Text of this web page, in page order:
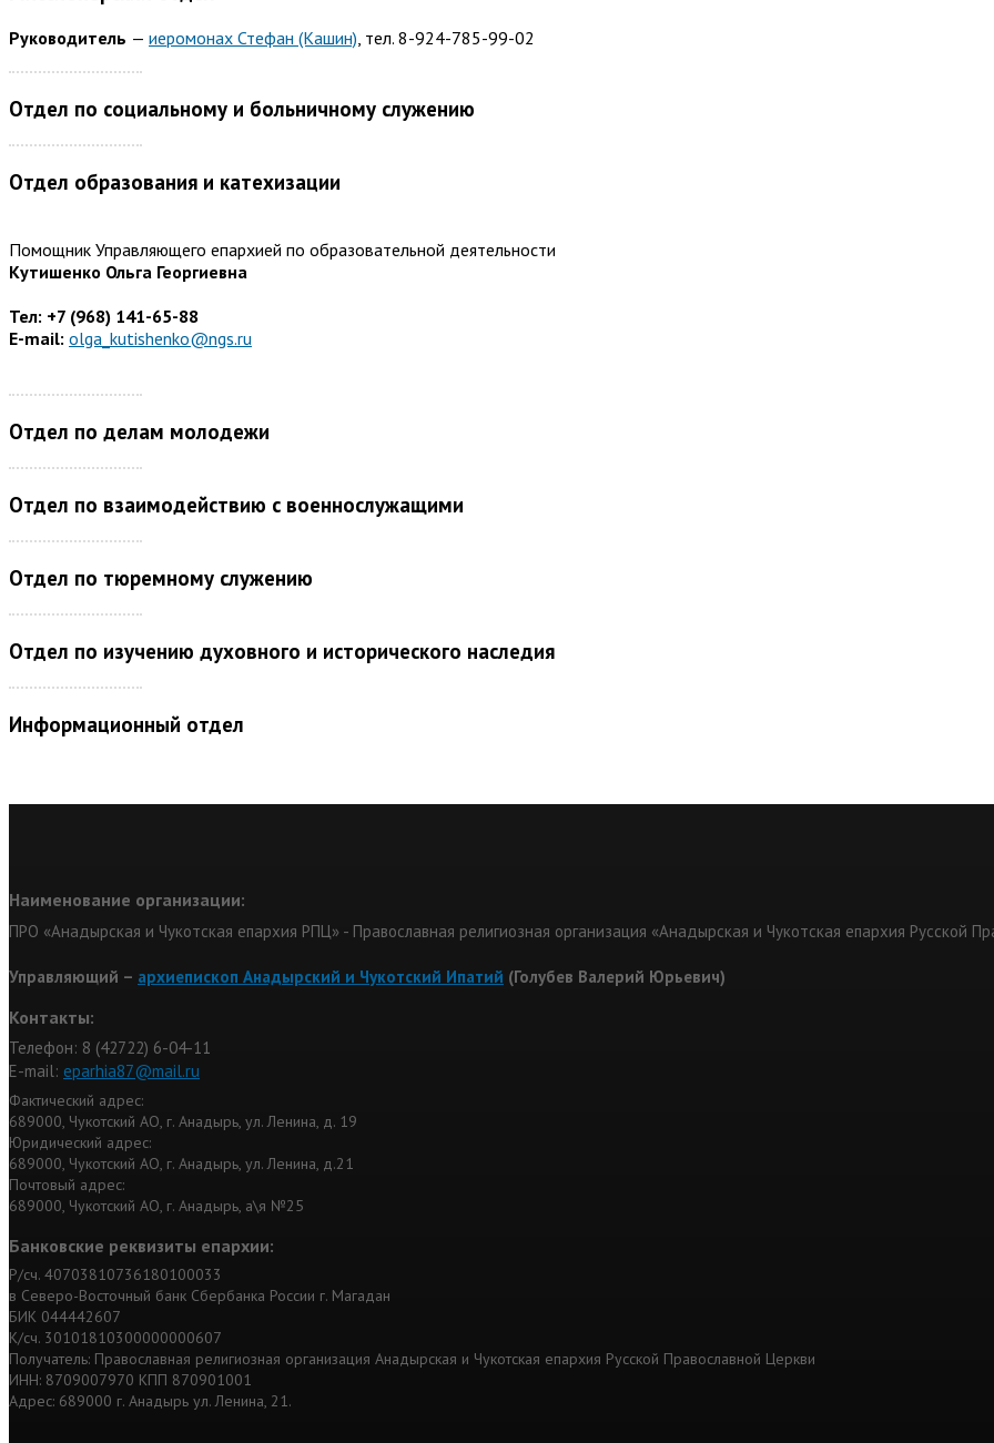
Руководитель — иеромонах Стефан (Кашин), тел. 8-924-785-99-02
Отдел по социальному и больничному служению
Отдел образования и катехизации
Помощник Управляющего епархией по образовательной деятельности
Кутишенко Ольга Георгиевна
Тел: +7 (968) 141-65-88
E-mail: olga_kutishenko@ngs.ru
Отдел по делам молодежи
Отдел по взаимодействию с военнослужащими
Отдел по тюремному служению
Отдел по изучению духовного и исторического наследия
Информационный отдел
Наименование организации:
ПРО «Анадырская и Чукотская епархия РПЦ» - Православная религиозная организация «Анадырская и Чукотская епархия Русской
Управляющий – архиепископ Анадырский и Чукотский Ипатий (Голубев Валерий Юрьевич)
Контакты:
Телефон: 8 (42722) 6-04-11
Е-mail: eparhia87@mail.ru
Фактический адрес:
689000, Чукотский АО, г. Анадырь, ул. Ленина, д. 19
Юридический адрес:
689000, Чукотский АО, г. Анадырь, ул. Ленина, д.21
Почтовый адрес:
689000, Чукотский АО, г. Анадырь, а\я №25
Банковские реквизиты епархии:
Р/сч. 40703810736180100033
в Северо-Восточный банк Сбербанка России г. Магадан
БИК 044442607
К/сч. 30101810300000000607
Получатель: Православная религиозная организация Анадырская и Чукотская епархия Русской Православной Церкви
ИНН: 8709007970 КПП 870901001
Адрес: 689000 г. Анадырь ул. Ленина, 21.